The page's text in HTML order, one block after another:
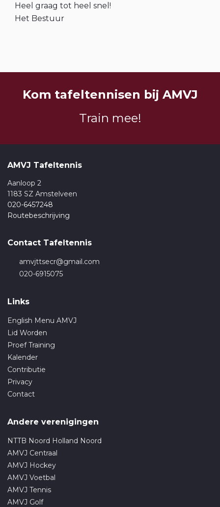
Heel graag tot heel snel!
Het Bestuur
Kom tafeltennisen bij AMVJ
Train mee!
AMVJ Tafeltennis
Aanloop 2
1183 SZ Amstelveen
020-6457248
Routebeschrijving
Contact Tafeltennis
amvjttsecr@gmail.com
020-6915075
Links
English Menu AMVJ
Lid Worden
Proef Training
Kalender
Contributie
Privacy
Contact
Andere verenigingen
NTTB Noord Holland Noord
AMVJ Centraal
AMVJ Hockey
AMVJ Voetbal
AMVJ Tennis
AMVJ Golf